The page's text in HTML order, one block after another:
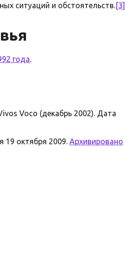
ситуаций и обстоятельств.[3]
года.
Voco (декабрь 2002). Дата
19 октября 2009. Архивировано